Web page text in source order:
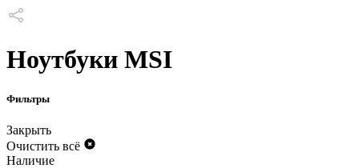
Ноутбуки MSI
Фильтры
Закрыть
Очистить всё
Наличие